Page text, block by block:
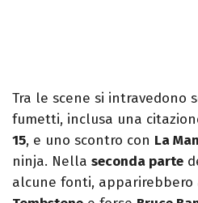
Tra le scene si intravedono
fumetti, inclusa una
15, e uno scontro con La
ninja. Nella seconda parte
alcune fonti, apparirebbero